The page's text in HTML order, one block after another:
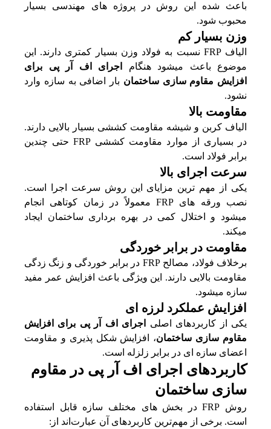
باعث شده این روش در پروژه‌ های مهندسی بسیار
محبوب شود.
وزن بسیار کم
الیاف FRP نسبت به فولاد وزن بسیار کمتری دارند. این
موضوع باعث میشود هنگام
اجرای اف آر پی برای
افزایش مقاوم سازی ساختمان بار اضافی به سازه وارد
نشود.
مقاومت بالا
الیاف کربن و شیشه مقاومت کششی بسیار بالایی دارند.
در بسیاری از موارد مقاومت کششی FRP حتی چندین
برابر فولاد است.
سرعت اجرای بالا
یکی از مهم‌ ترین مزایای این روش سرعت اجرا است.
نصب ورقه‌ های FRP معمولاً در زمان کوتاهی انجام
میشود و اختلال کمی در بهره‌ برداری ساختمان ایجاد
میکند.
مقاومت در برابر خوردگی
برخلاف فولاد، مصالح FRP در برابر خوردگی و زنگ‌ زدگی
مقاومت بالایی دارند. این ویژگی باعث افزایش عمر مفید
سازه میشود.
افزایش عملکرد لرزه‌ ای
یکی از کاربردهای اصلی
اجرای اف آر پی برای افزایش
مقاوم سازی ساختمان، افزایش شکل‌ پذیری و مقاومت
اعضای سازه‌ ای در برابر زلزله است.
کاربردهای اجرای اف آر پی در مقاوم
سازی ساختمان
روش FRP در بخش‌ های مختلف سازه قابل استفاده
است. برخی از مهم‌ترین کاربردهای آن عبارت‌اند از: